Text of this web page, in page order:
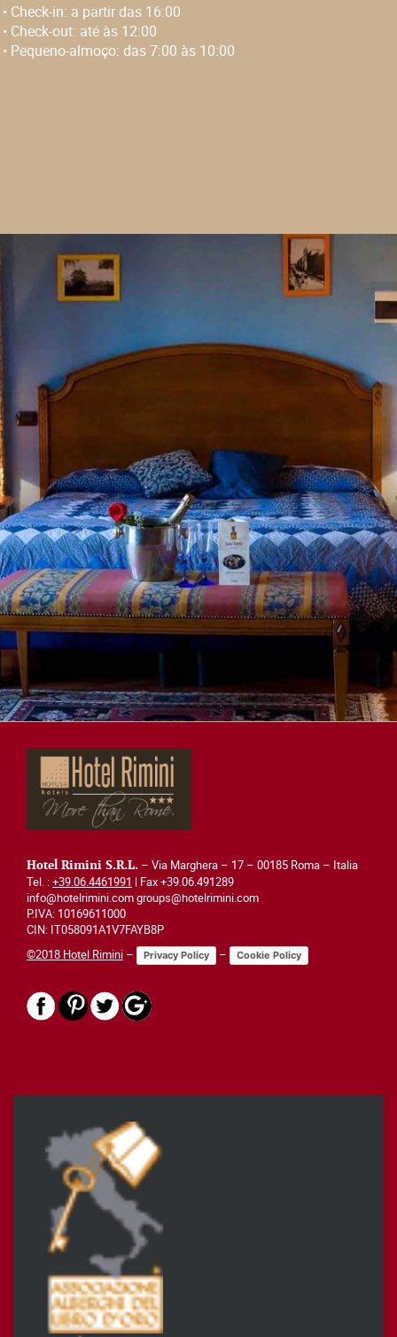
• Check-in: a partir das 16:00
• Check-out: até às 12:00
• Pequeno-almoço: das 7:00 às 10:00
Hotel Rimini S.R.L. – Via Marghera – 17 – 00185 Roma – Italia
Tel. :+39.06.4461991 | Fax +39.06.491289
info@hotelrimini.com groups@hotelrimini.com
P.IVA: 10169611000
CIN: IT058091A1V7FAYB8P
©2018 Hotel Rimini – Privacy Policy – Cookie Policy